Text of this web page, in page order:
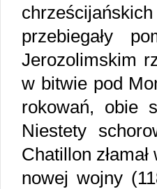
przebiegały
Jerozolimskim
w bitwie pod
rokowań, obie
Niestety
Chatillon
nowej wojny